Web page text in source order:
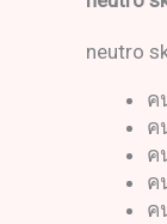
neutro
ค
ค
ค
ค
ค